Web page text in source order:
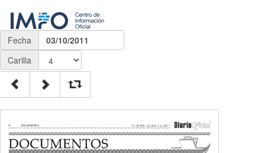
Fecha
03/10/2011
Carilla